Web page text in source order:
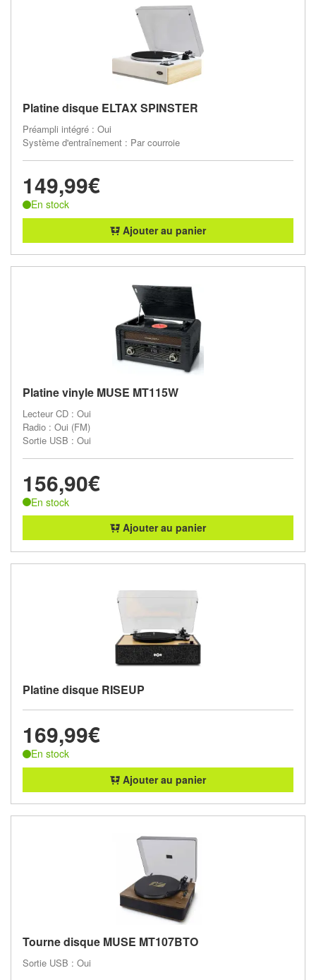
Platine disque ELTAX SPINSTER
Préampli intégré : Oui
Système d'entraînement : Par courroie
149,99€
En stock
Ajouter au panier
Platine vinyle MUSE MT115W
Lecteur CD : Oui
Radio : Oui (FM)
Sortie USB : Oui
156,90€
En stock
Ajouter au panier
Platine disque RISEUP
169,99€
En stock
Ajouter au panier
Tourne disque MUSE MT107BTO
Sortie USB : Oui